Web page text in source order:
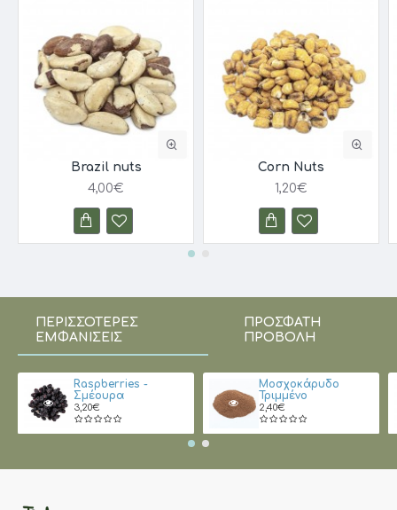
Πρώτης ποιότητας κάσιους
Φρεσκοψημένα για μέγιστη γεύση και άρωμα
Πλούσια σε καλά λιπαρά, φυτικές πρωτεΐνες και
μαγνήσιο
Ιδανικά για υγιεινό σνακ ή συνταγές
Διατροφική αξία ανά 100g (μέσος όρος):
Πρωτεΐνη: 18,2 g
Ολικά λιπαρά: 43,9 g
Μονοακόρεστα: 23,8 g
Brazil nuts
4,00€
Corn Nuts
1,20€
ΠΕΡΙΣΣΌΤΕΡΕΣ
ΕΜΦΑΝΊΣΕΙΣ
ΠΡΌΣΦΑΤΗ
ΠΡΟΒΟΛΉ
Raspberries -
Σμέουρα
3,20€
Μοσχοκάρυδο
Τριμμένο
2,40€